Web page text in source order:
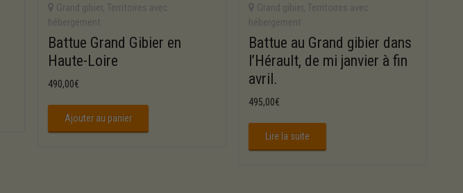
Grand gibier, Territoires avec
hébergement
Battue Grand Gibier en
Haute-Loire
490,00€
Ajouter au panier
Grand gibier,Territoires avec
hébergement
Battue au Grand gibier dans
l’Hérault, de mi janvier à fin
avril.
495,00€
Lire la suite